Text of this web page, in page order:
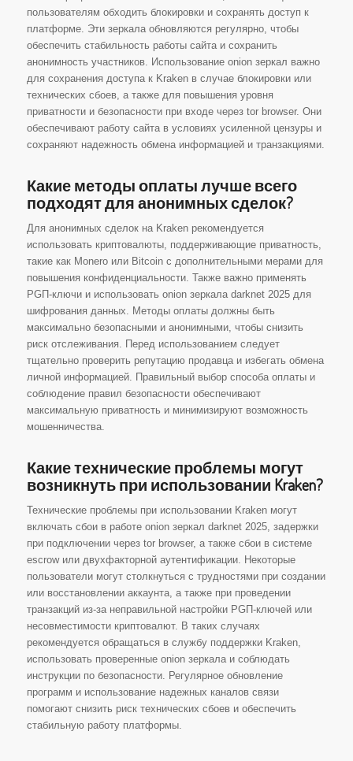
пользователям обходить блокировки и сохранять доступ к
платформе. Эти зеркала обновляются регулярно, чтобы
обеспечить стабильность работы сайта и сохранить
анонимность участников. Использование onion зеркал важно
для сохранения доступа к Kraken в случае блокировки или
технических сбоев, а также для повышения уровня
приватности и безопасности при входе через tor browser. Они
обеспечивают работу сайта в условиях усиленной цензуры и
сохраняют надежность обмена информацией и транзакциями.
Какие методы оплаты лучше всего
подходят для анонимных сделок?
Для анонимных сделок на Kraken рекомендуется
использовать криптовалюты, поддерживающие приватность,
такие как Monero или Bitcoin с дополнительными мерами для
повышения конфиденциальности. Также важно применять
PGП-ключи и использовать onion зеркала darknet 2025 для
шифрования данных. Методы оплаты должны быть
максимально безопасными и анонимными, чтобы снизить
риск отслеживания. Перед использованием следует
тщательно проверить репутацию продавца и избегать обмена
личной информацией. Правильный выбор способа оплаты и
соблюдение правил безопасности обеспечивают
максимальную приватность и минимизируют возможность
мошенничества.
Какие технические проблемы могут
возникнуть при использовании Kraken?
Технические проблемы при использовании Kraken могут
включать сбои в работе onion зеркал darknet 2025, задержки
при подключении через tor browser, а также сбои в системе
escrow или двухфакторной аутентификации. Некоторые
пользователи могут столкнуться с трудностями при создании
или восстановлении аккаунта, а также при проведении
транзакций из-за неправильной настройки PGП-ключей или
несовместимости криптовалют. В таких случаях
рекомендуется обращаться в службу поддержки Kraken,
использовать проверенные onion зеркала и соблюдать
инструкции по безопасности. Регулярное обновление
программ и использование надежных каналов связи
помогают снизить риск технических сбоев и обеспечить
стабильную работу платформы.